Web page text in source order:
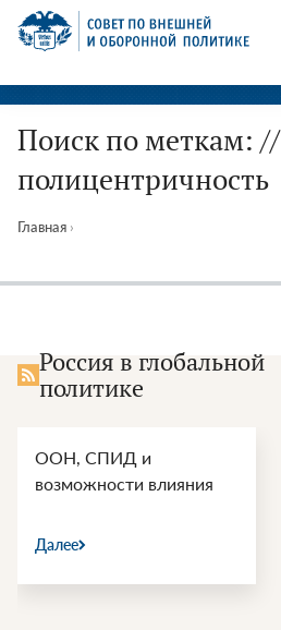
Перейти
СВОП
Поиск по меткам: //
полицентричность
Главная ›
Россия в глобальной
политике
ООН, СПИД и
возможности влияния
Далее